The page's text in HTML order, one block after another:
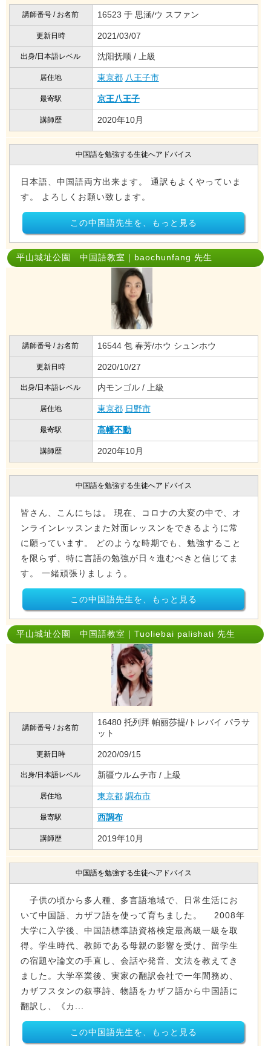
講師番号 / お名前 16523 于 思涵/ウ スファン
更新日時 2021/03/07
出身/日本語レベル 沈阳抚顺 / 上級
居住地 東京都 八王子市
最寄駅 京王八王子
講師歴 2020年10月
中国語を勉強する生徒へアドバイス
日本語、中国語両方出来ます。 通訳もよくやっていま
す。 よろしくお願い致します。
この中国語先生を、もっと見る
平山城址公園 中国語教室｜baochunfang 先生
講師番号 / お名前 16544 包 春芳/ホウ シュンホウ
更新日時 2020/10/27
出身/日本語レベル 内モンゴル / 上級
居住地 東京都 日野市
最寄駅 高幡不動
講師歴 2020年10月
中国語を勉強する生徒へアドバイス
皆さん、こんにちは。 現在、コロナの大変の中で、オ
ンラインレッスンまた対面レッスンをできるように常
に願っています。 どのような時期でも、勉強すること
を限らず、特に言語の勉強が日々進むべきと信じてま
す。 一緒頑張りましょう。
この中国語先生を、もっと見る
平山城址公園 中国語教室｜Tuoliebai palishati 先生
講師番号 / お名前
16480 托列拜 帕丽莎提/トレバイ パラサ
ット
更新日時 2020/09/15
出身/日本語レベル 新疆ウルムチ市 / 上級
居住地 東京都 調布市
最寄駅 西調布
講師歴 2019年10月
中国語を勉強する生徒へアドバイス
子供の頃から多人種、多言語地域で、日常生活にお
いて中国語、カザフ語を使って育ちました。 2008年
大学に入学後、中国語標準語資格検定最高級一級を取
得。学生時代、教師である母親の影響を受け、留学生
の宿題や論文の手直し、会話や発音、文法を教えてき
ました。大学卒業後、実家の翻訳会社で一年間務め、
カザフスタンの叙事詩、物語をカザフ語から中国語に
翻訳し、《カ...
この中国語先生を、もっと見る